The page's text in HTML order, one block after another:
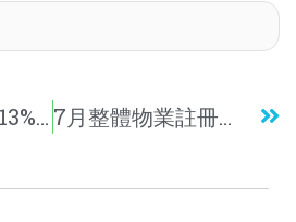
放盤4個月減近13%沽 業主仍賺逾2.7倍離場 7月整體物業註冊量錄4,997宗 跌至3個月新低